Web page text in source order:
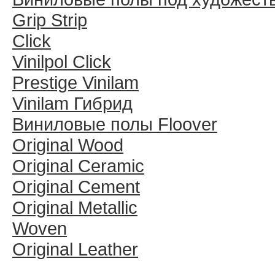
Grip Strip
Click
Vinilpol Click
Prestige Vinilam
Vinilam Гибрид
Виниловые полы Floover
Original Wood
Original Ceramic
Original Cement
Original Metallic
Woven
Original Leather